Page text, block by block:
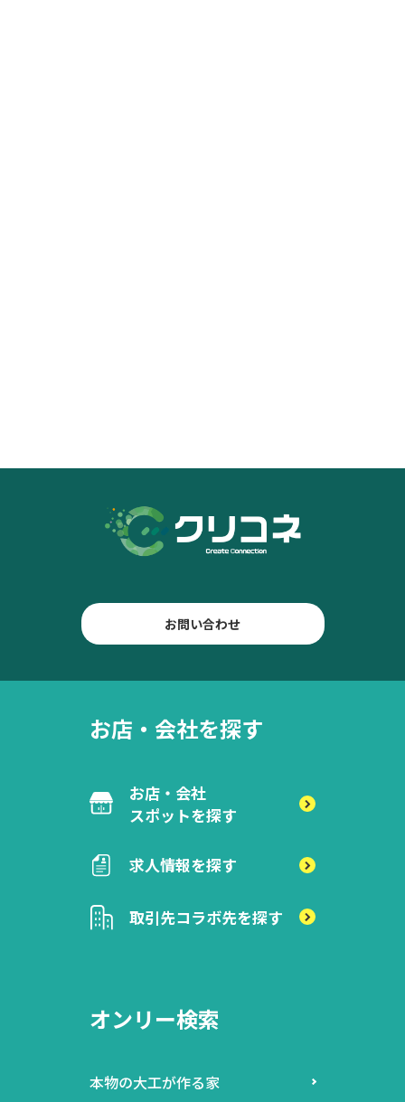
お問い合わせ
お店・会社を探す
お店・会社
スポットを探す
求人情報を探す
取引先コラボ先を探す
オンリー検索
本物の大工が作る家